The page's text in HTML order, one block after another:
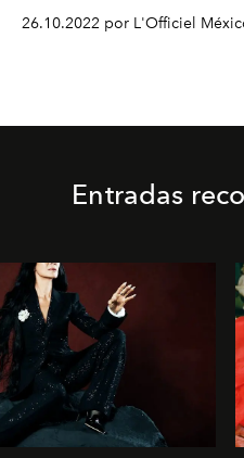
26.10.2022 por L'Officiel
Entradas